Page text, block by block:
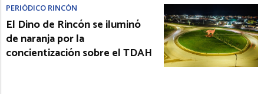
PERIÓDICO RINCÓN
El Dino de Rincón se iluminó
de naranja por la
concientización sobre el TDAH